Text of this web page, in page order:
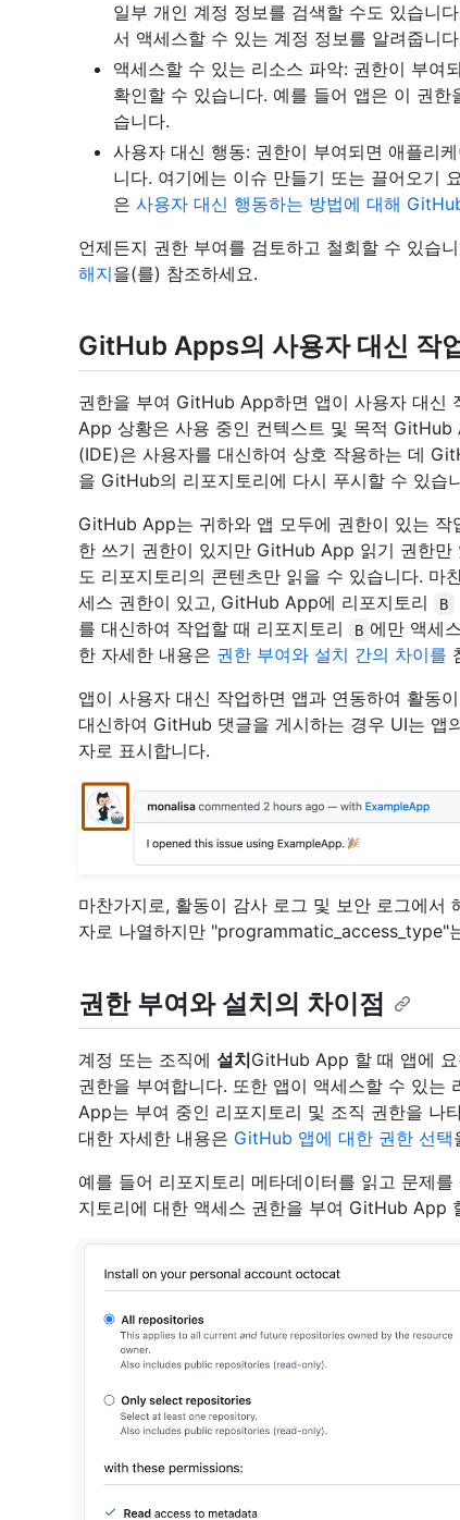
일부 개인 계정 정보를 검색할 수도 있습니
서 액세스할 수 있는 계정 정보를 알려줍니
액세스할 수 있는 리소스 파악: 권한이 부
확인할 수 있습니다. 예를 들어 앱은 이 권
습니다.
사용자 대신 행동: 권한이 부여되면 애플리
니다. 여기에는 이슈 만들기 또는 끌어오기
은 사용자 대신 행동하는 방법에 대해
언제든지 권한 부여를 검토하고 철회할 수 있습
해지을(를) 참조하세요.
GitHub Apps의 사용자 대신 작
권한을 부여 GitHub App하면 앱이 사용자 대신
App 상황은 사용 중인 컨텍스트 및 목적
(IDE)은 사용자를 대신하여 상호 작용하는 데
을 GitHub의 리포지토리에 다시 푸시할 수 있습
GitHub App는 귀하와 앱 모두에 권한이 있는
한 쓰기 권한이 있지만 GitHub App 읽기 권한
도 리포지토리의 콘텐츠만 읽을 수 있습니다. 마
세스 권한이 있고, GitHub App에 리포지토리
B
를 대신하여 작업할 때 리포지토리
B 에만 액세
한 자세한 내용은 권한 부여와 설치 간의 차이를
앱이 사용자 대신 작업하면 앱과 연동하여 활동
대신하여 GitHub 댓글을 게시하는 경우 UI는
자로 표시합니다.
마찬가지로, 활동이 감사 로그 및 보안 로그에서
자로 나열하지만 "programmatic_access_type"
권한 부여와 설치의 차이점
계정 또는 조직에 설치GitHub App 할 때 앱에
권한을 부여합니다. 또한 앱이 액세스할 수 있
App는 부여 중인 리포지토리 및 조직 권한을 나
대한 자세한 내용은 GitHub 앱에 대한 권한 선택
예를 들어 리포지토리 메타데이터를 읽고 문제
지토리에 대한 액세스 권한을 부여 GitHub App